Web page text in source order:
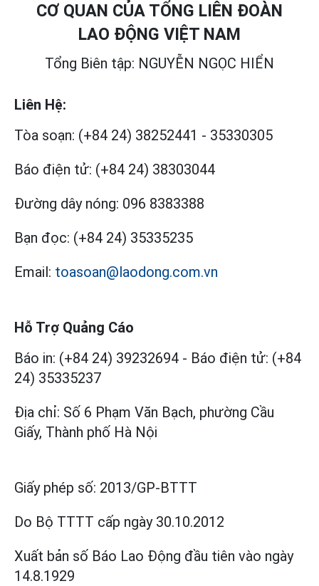
CƠ QUAN CỦA TỔNG LIÊN ĐOÀN
LAO ĐỘNG VIỆT NAM
Tổng Biên tập: NGUYỄN NGỌC HIỂN
Liên Hệ:
Tòa soạn: (+84 24) 38252441 - 35330305
Báo điện tử: (+84 24) 38303044
Đường dây nóng: 096 8383388
Bạn đọc: (+84 24) 35335235
Email: toasoan@laodong.com.vn
Hỗ Trợ Quảng Cáo
Báo in: (+84 24) 39232694 - Báo điện tử: (+84
24) 35335237
Địa chỉ: Số 6 Phạm Văn Bạch, phường Cầu
Giấy, Thành phố Hà Nội
Giấy phép số: 2013/GP-BTTT
Do Bộ TTTT cấp ngày 30.10.2012
Xuất bản số Báo Lao Động đầu tiên vào ngày
14.8.1929